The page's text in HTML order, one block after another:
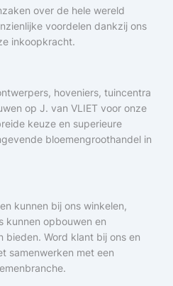
over de hele wereld
voordelen dankzij ons
inkoopkracht.
hoveniers, tuincentra
op J. van VLIET voor onze
keuze en superieure
bloemengroothandel in
kunnen bij ons winkelen,
kunnen opbouwen en
bieden. Word klant bij ons en
samenwerken met een